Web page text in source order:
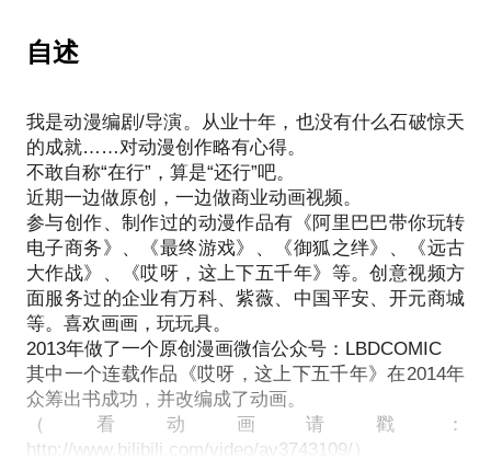
提前发给我，方便我做更精确的准备，提升见面效
编不出故事。
我在从业10年，做过几个杂志连载，编创过十几本漫
业者……
我愿意与你分享的内容包括：
漫画的本质是什么？
漫画创作基本规则、基本规律。
编不出故事怎么办？
PS.在选择与我见面前，请把你的问题更具体化。毕
竟一小时的谈话只能解决一个小问题。请把你的问题
提前发给我，方便我做更精确的准备，提升见面效
自述
我是动漫编剧/导演。从业十年，也没有什么石破惊天
的成就……对动漫创作略有心得。
不敢自称“在行”，算是“还行”吧。
近期一边做原创，一边做商业动画视频。
参与创作、制作过的动漫作品有《阿里巴巴带你玩转
电子商务》、《最终游戏》、《御狐之绊》、《远古
大作战》、《哎呀，这上下五千年》等。创意视频方
面服务过的企业有万科、紫薇、中国平安、开元商城
等。喜欢画画，玩玩具。
2013年做了一个原创漫画微信公众号：LBDCOMIC
其中一个连载作品《哎呀，这上下五千年》在2014年
众筹出书成功，并改编成了动画。
（看动画请戳：